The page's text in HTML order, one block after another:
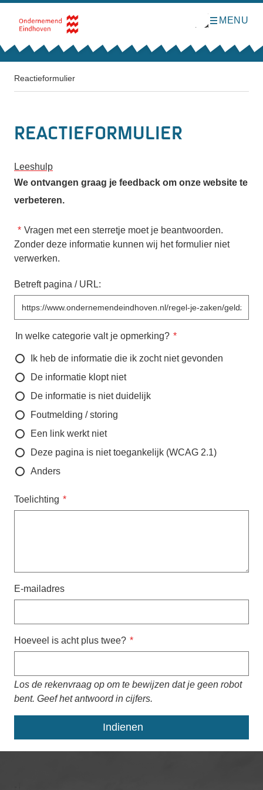
Direct naar de inhoud
O
n
MENU
Reactieformulier
Reactieformulier
Leeshulp
We ontvangen graag je feedback om onze website te
verbeteren.
Vragen met een sterretje moet je beantwoorden.
Zonder deze informatie kunnen wij het formulier niet
verwerken.
Betreft pagina / URL:
In welke categorie valt je opmerking?
Ik heb de informatie die ik zocht niet gevonden
De informatie klopt niet
De informatie is niet duidelijk
Foutmelding / storing
Een link werkt niet
Deze pagina is niet toegankelijk (WCAG 2.1)
Anders
Toelichting
E-mailadres
Hoeveel is acht plus twee?
Los de rekenvraag op om te bewijzen dat je geen robot
bent. Geef het antwoord in cijfers.